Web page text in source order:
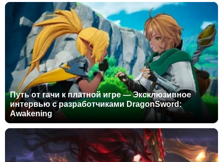
Путь от гачи к платной игре — Эксклюзивное
интервью с разработчиками DragonSword:
Awakening